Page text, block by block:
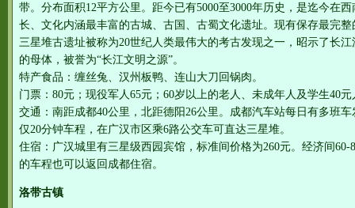
带。分布面积12平方公里。距今已有5000至3000年历史，是迄今在
长、文化内涵最丰富的古城、古国、古蜀文化遗址。现有保存最完
三星堆古遗址被称为20世纪人类最伟大的考古发现之一，昭示了长
的母体，被誉为“长江文明之源”。
特产食品：缠丝兔、汉州板鸭、连山大刀回锅肉。
门票：80元；现役军人65元；60岁以上的老人、未成年人及学生40元
交通：南距成都40公里，北距德阳26公里。成都汽车站每日有多班
仅20分钟车程，在广汉市区乘6路公交车可直达三星堆。
住宿：广汉城里有三星级西园宾馆，标准间价格为260元。经济间
的车程也可以返回成都住宿。
洛带古镇